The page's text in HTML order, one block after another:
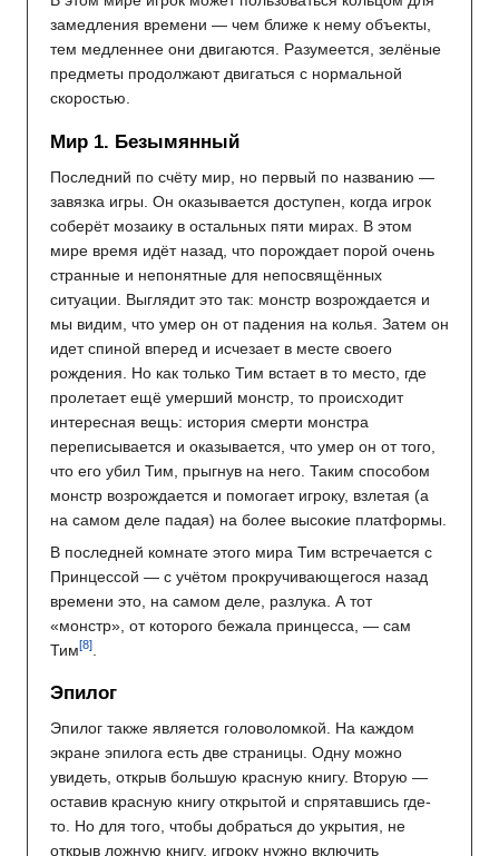
замедления времени — чем ближе к нему объекты,
тем медленнее они двигаются. Разумеется, зелёные
предметы продолжают двигаться с нормальной
скоростью.
Мир 1. Безымянный
Последний по счёту мир, но первый по названию —
завязка игры. Он оказывается доступен, когда игрок
соберёт мозаику в остальных пяти мирах. В этом
мире время идёт назад, что порождает порой очень
странные и непонятные для непосвящённых
ситуации. Выглядит это так: монстр возрождается и
мы видим, что умер он от падения на колья. Затем он
идет спиной вперед и исчезает в месте своего
рождения. Но как только Тим встает в то место, где
пролетает ещё умерший монстр, то происходит
интересная вещь: история смерти монстра
переписывается и оказывается, что умер он от того,
что его убил Тим, прыгнув на него. Таким способом
монстр возрождается и помогает игроку, взлетая (а
на самом деле падая) на более высокие платформы.
В последней комнате этого мира Тим встречается с
Принцессой — с учётом прокручивающегося назад
времени это, на самом деле, разлука. А тот
«монстр», от которого бежала принцесса, — сам
Тим
Эпилог
Эпилог также является головоломкой. На каждом
экране эпилога есть две страницы. Одну можно
увидеть, открыв большую красную книгу. Вторую —
оставив красную книгу открытой и спрятавшись где-
то. Но для того, чтобы добраться до укрытия, не
открыв ложную книгу, игроку нужно включить